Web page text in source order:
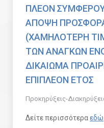
ΠΛΕΟΝ
ΑΠΟΨΗ
(ΧΑΜΗΛΟΤΕΡΗ
ΤΩΝ ΑΝΑΓΚΩΝ
ΔΙΚΑΙΩΜΑ
ΕΠΙΠΛΕΟΝ ΕΤΟΣ
Προκηρύξεις-
Δείτε περισσότεραεδώ